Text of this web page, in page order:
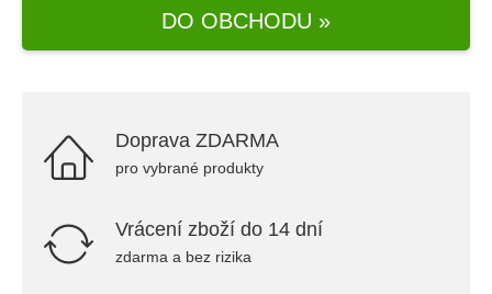
DO OBCHODU »
Doprava ZDARMA
pro vybrané produkty
Vrácení zboží do 14 dní
zdarma a bez rizika